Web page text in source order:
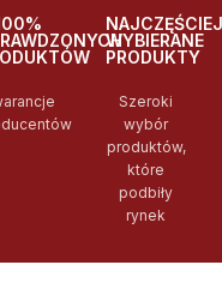
NAJCZĘŚCIEJ
WYBIERANE
PRODUKTY
Szeroki
wybór
produktów,
które
podbiły
rynek